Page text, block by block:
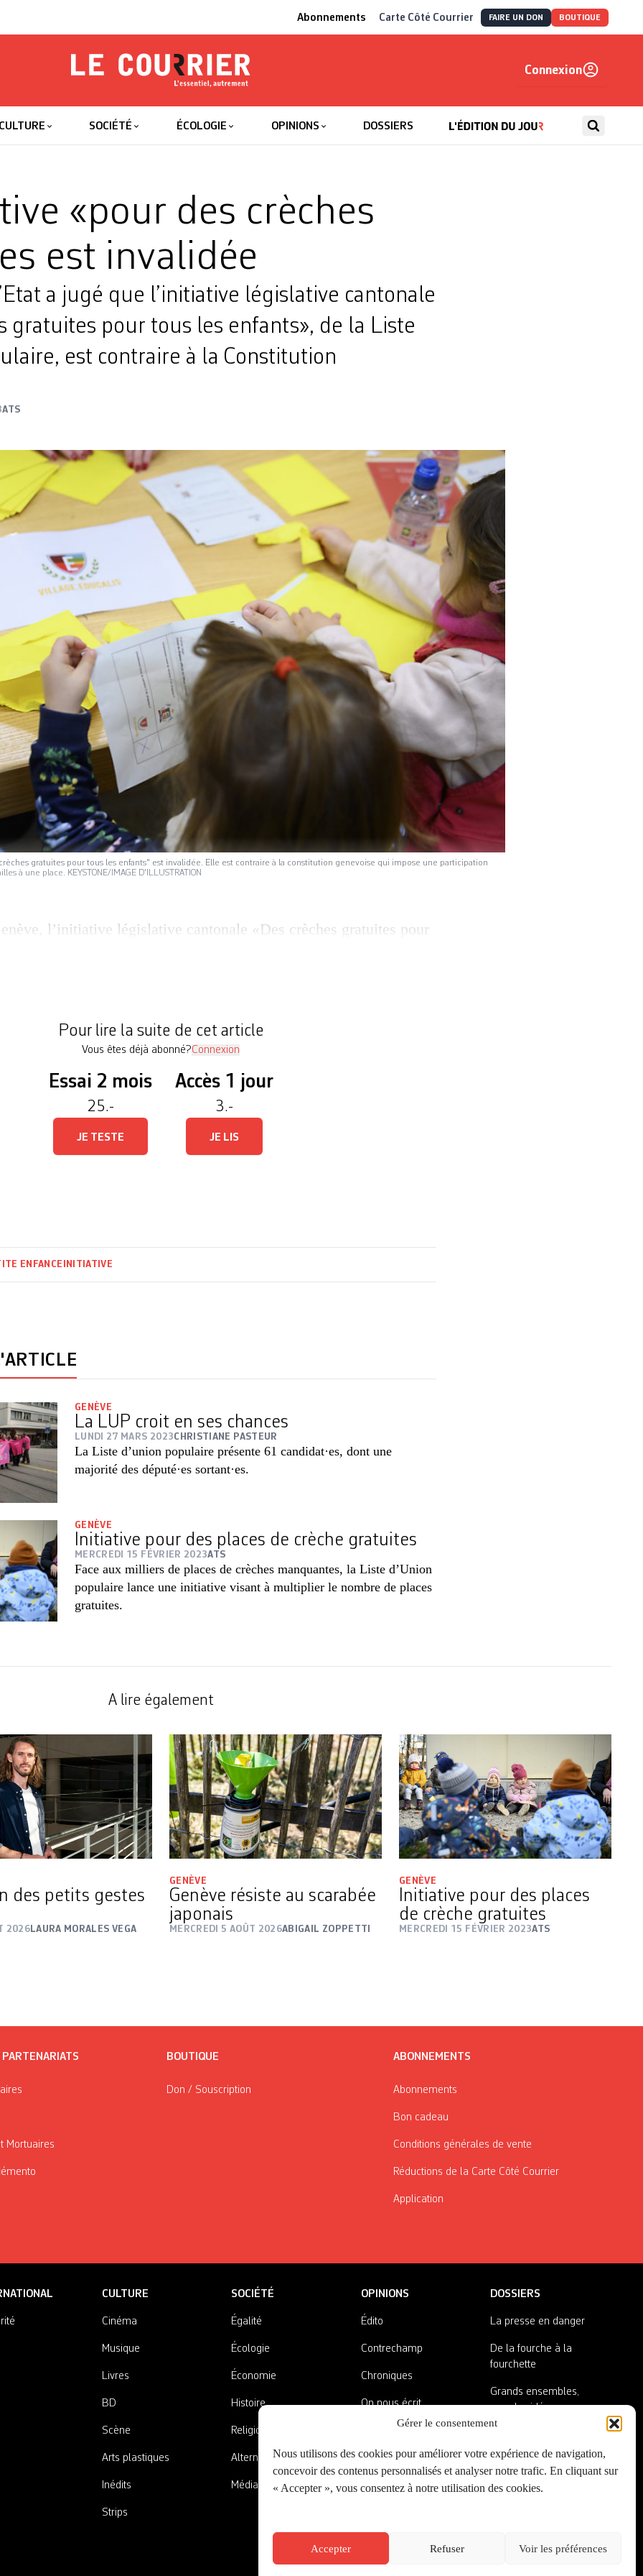
Gérer le consentement
Nous utilisons des cookies pour améliorer votre expérience de navigation,
concevoir des contenus personnalisés et analyser notre trafic. En cliquant sur
« Accepter », vous consentez à notre utilisation des cookies.
Accepter Refuser Voir les préférences
Abonnements Carte Côté Courrier FAIRE UN DON BOUTIQUE
Le Courrier
Connexion
CULTURE SOCIÉTÉ ÉCOLOGIE OPINIONS DOSSIERS
«pour des crèches
est invalidée
a jugé que l’initiative législative cantonale
gratuites pour tous les enfants», de la Liste
est contraire à la Constitution
ATS
gratuites pour tous les enfants" est invalidée. Elle est contraire à la constitution genevoise qui impose une participation
à une place. KEYSTONE/IMAGE D'ILLUSTRATION
l’initiative législative cantonale «Des crèches gratuites pour
Pour lire la suite de cet article
Vous êtes déjà abonné?Connexion
Essai 2 mois
25.-
JE TESTE
Accès 1 jour
3.-
JE LIS
ENFANCE INITIATIVE
GENÈVE
La LUP croit en ses chances
LUNDI 27 MARS 2023CHRISTIANE PASTEUR
La Liste d’union populaire présente 61 candidat·es, dont une
majorité des député·es sortant·es.
GENÈVE
Initiative pour des places de crèche gratuites
MERCREDI 15 FÉVRIER 2023ATS
Face aux milliers de places de crèches manquantes, la Liste d’Union
populaire lance une initiative visant à multiplier le nombre de places
gratuites.
A lire également
des petits gestes
2026LAURA MORALES VEGA
GENÈVE
Genève résiste au scarabée
japonais
MERCREDI 5 AOÛT 2026ABIGAIL ZOPPETTI
GENÈVE
Initiative pour des places
de crèche gratuites
MERCREDI 15 FÉVRIER 2023ATS
Mortuaires
BOUTIQUE
Don / Souscription
ABONNEMENTS
Abonnements
Bon cadeau
Conditions générales de vente
Réductions de la Carte Côté Courrier
Application
CULTURE
Cinéma
Musique
Livres
BD
Scène
Arts plastiques
Inédits
Strips
SOCIÉTÉ
Égalité
Écologie
Économie
Histoire
Religions
Alternatives
Médias
OPINIONS
Édito
Contrechamp
Chroniques
On nous écrit
A côté de la plaque
DOSSIERS
La presse en danger
De la fourche à la
fourchette
Grands ensembles,
grandes idées